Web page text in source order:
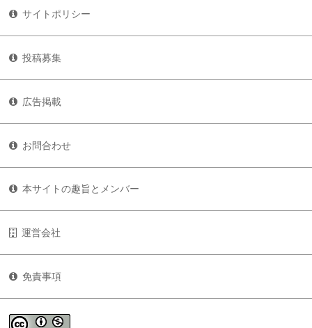
サイトポリシー
投稿募集
広告掲載
お問合わせ
本サイトの趣旨とメンバー
運営会社
免責事項